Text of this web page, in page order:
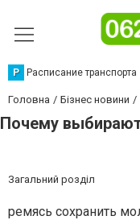
Р Расписание транспорта
Головна Бізнес новини
Почему
Загальний розділ
ремясь сохранить